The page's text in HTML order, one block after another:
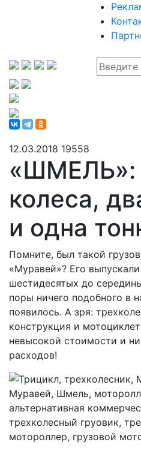
12.03.2018 19558
«ШМЕЛЬ»:
колеса,
и одна
Помните, был такой
«Муравей»? Его
шестидесятых до
поры ничего подобного в
появилось. А зря:
конструкция и
невысокой стоимости и
расходов!